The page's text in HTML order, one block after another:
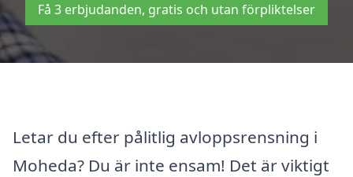
Få 3 erbjudanden, gratis och utan förpliktelser
Letar du efter pålitlig avloppsrensning i
Moheda? Du är inte ensam! Det är viktigt